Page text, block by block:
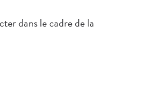
dans le cadre de la